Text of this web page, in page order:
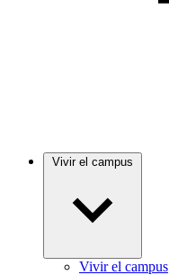
Vivir el campus
Vivir el campus